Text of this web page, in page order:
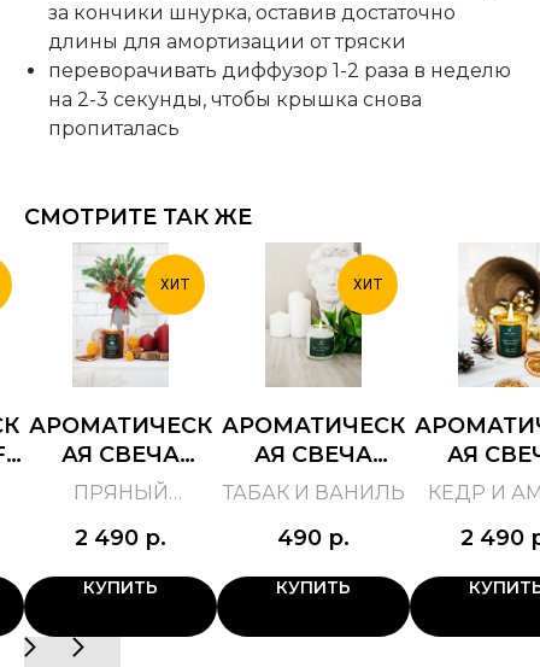
за кончики шнурка, оставив достаточно
длины для амортизации от тряски
переворачивать диффузор 1-2 раза в неделю
на 2-3 секунды, чтобы крышка снова
пропиталась
СМОТРИТЕ ТАК ЖЕ
ХИТ
АРОМАТИЧЕСК
АЯ СВЕЧА
ПРЯНЫЙ
ПРЯНЫЙ
2 490 р.
КУПИТЬ
ХИТ
АРОМАТИЧЕСК
АЯ СВЕЧА
TOBACCO &
ТАБАК И ВАНИЛЬ
490 р.
КУПИТЬ
АЯ
КЕДР И
2 490